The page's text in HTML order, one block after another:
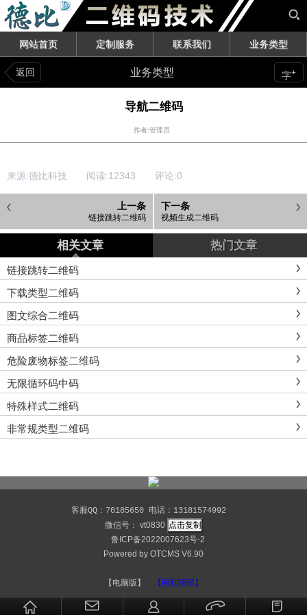
网站首页 定制服务 联系我们 业务类型
返回 业务类型 字+
导航二维码
作者:管理员
来源:德比科技 阅读:12343 评论:0
上一条
链接跳转二维码
下一条
视频生成二维码
相关文章 热门文章
链接跳转二维码
下载类型二维码
图文综合二维码
商品标签二维码
危险废物标签二维码
无限循环码中码
特殊样式二维码
非常规类型二维码
客服QQ：70185650 电话：13181574992
微信号： vt0830 点击复制
鲁ICP备2022007623号-2
Powered by OTCMS V6.90
【电脑版】 【回到顶部】